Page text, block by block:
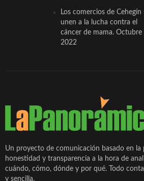
Los comercios de Cehegín
unen a la lucha contra el
cáncer de mama. Octubre
2022
Un proyecto de comunicación basado en la
honestidad y transparencia a la hora de
cuándo, cómo, dónde y por qué. Todo
y sencilla.